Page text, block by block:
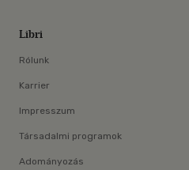
Libri
Rólunk
Karrier
Impresszum
Társadalmi programok
Adományozás